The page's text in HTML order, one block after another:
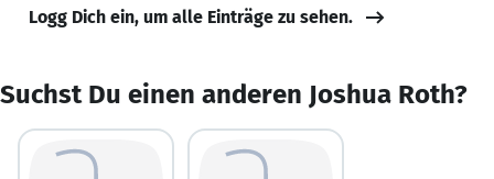
Logg Dich ein, um alle Einträge zu sehen.
Suchst Du einen anderen Joshua Roth?